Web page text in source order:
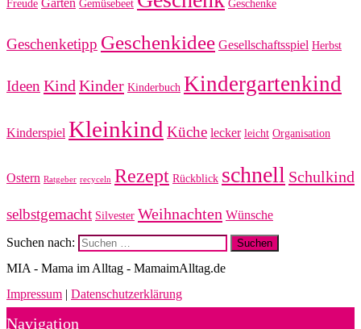
Freude Gemüsebeet Geschenke
Geschenketipp Geschenkidee Gesellschaftsspiel Herbst
Ideen Kind Kinder Kinderbuch Kindergartenkind
Kinderspiel Kleinkind Küche lecker leicht Organisation
Ostern Ratgeber recyceln Rezept Rückblick schnell Schulkind
selbstgemacht Silvester Weihnachten Wünsche
Suchen nach:
MIA - Mama im Alltag - MamaimAlltag.de
Impressum | Datenschutzerklärung
Navigation